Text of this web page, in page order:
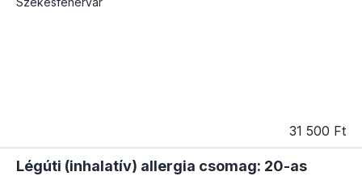
31 500 Ft
Légúti (inhalatív) allergia csomag: 20-as